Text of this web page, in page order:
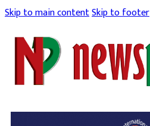
Skip to main contentSkip to footer